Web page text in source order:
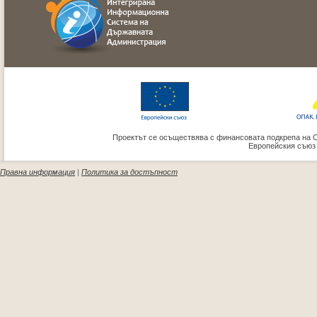
Проектът се осъществява с финансовата подкрепа на
Европейския
Правна информация | Политика за достъпност